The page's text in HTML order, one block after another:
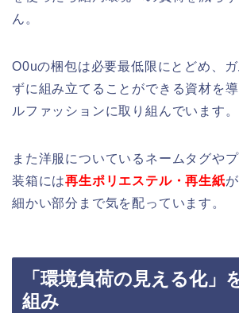
ん。
O0uの梱包は必要最低限にとどめ、
ずに組み立てることができる資材を
ルファッションに取り組んでいます。
また洋服についているネームタグや
装箱には再生ポリエステル・再生紙
細かい部分まで気を配っています。
「環境負荷の見える化」
組み